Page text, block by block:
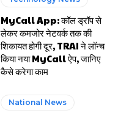
MyCall App: कॉल ड्रॉप से
लेकर कमजोर नेटवर्क तक की
शिकायत होगी दूर, TRAI ने लॉन्च
किया नया MyCall ऐप, जानिए
कैसे करेगा काम
National News